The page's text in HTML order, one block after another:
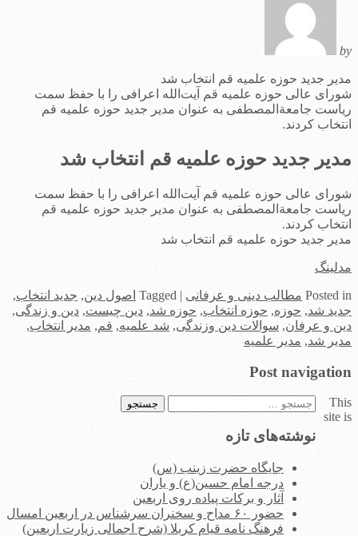
by
مدیر جدید حوزه علمیه قم انتخاب شد
شورای عالی حوزه علمیه قم ‌آیت‌الله اعرافی را با حفظ سمت
ریاست جامعة‌المصطفی ‌به عنوان مدیر جدید حوزه علمیه قم
انتخاب کردند.
مدیر جدید حوزه علمیه قم انتخاب شد
شورای عالی حوزه علمیه قم ‌آیت‌الله اعرافی را با حفظ سمت
ریاست جامعة‌المصطفی ‌به عنوان مدیر جدید حوزه علمیه قم
انتخاب کردند.
مدیر جدید حوزه علمیه قم انتخاب شد
مدلینگ
Posted in مطالب دینی و عرفانی |
Tagged اصول دین, جدید انتخاب,
جدید شد, حوزه, حوزه انتخاب, حوزه شد, دین چیست, دین و زندگی,
دین و عرفان, سوالات دین وزندگی, شد علمیه, قم, مدیر انتخاب,
مدیر شد, مدیر علمیه
Post navigation
جستجو
نوشته‌های تازه
جایگاه حضرت زینب (س)
درجه امام حسین(ع) و یاران
آثار و برکات پیاده روی اربعین
حضور ۶۰ مداح و سخنران سرشناس در اربعین امسال
فرهنگ نامه قیام کربلا (شرح اجمالی زیارت اربعین)
This
site is